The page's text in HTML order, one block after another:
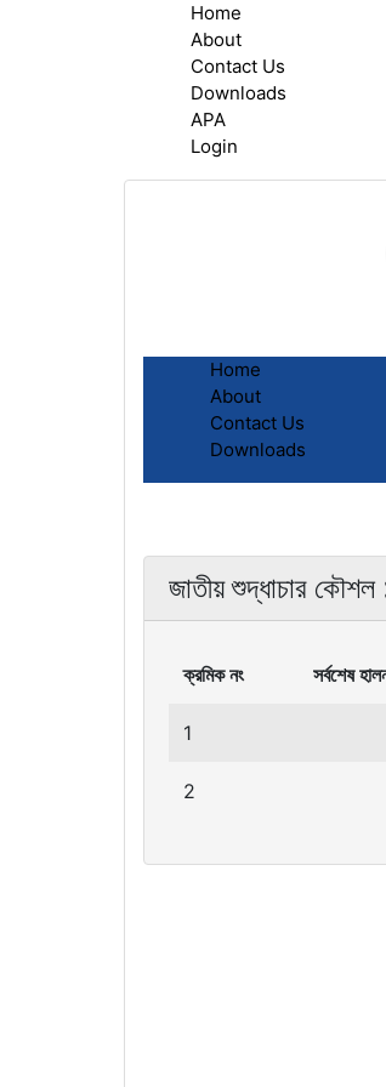
Home
About
Contact Us
Downloads
APA
Login
Home
About
Contact Us
Downloads
জাতীয় শুদ্ধাচার
ক্রমিক নং সর্বশেষ
1
2